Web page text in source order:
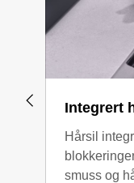
Integrert
Hårsil
smuss og